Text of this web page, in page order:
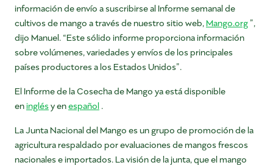
información de envío a suscribirse al Informe semanal de
cultivos de mango a través de nuestro sitio web, Mango.org ”,
dijo Manuel. “Este sólido informe proporciona información
sobre volúmenes, variedades y envíos de los principales
países productores a los Estados Unidos”.
El Informe de la Cosecha de Mango ya está disponible
eninglésy enespañol .
La Junta Nacional del Mango es un grupo de promoción de la
agricultura respaldado por evaluaciones de mangos frescos
nacionales e importados. La visión de la junta, que el mango